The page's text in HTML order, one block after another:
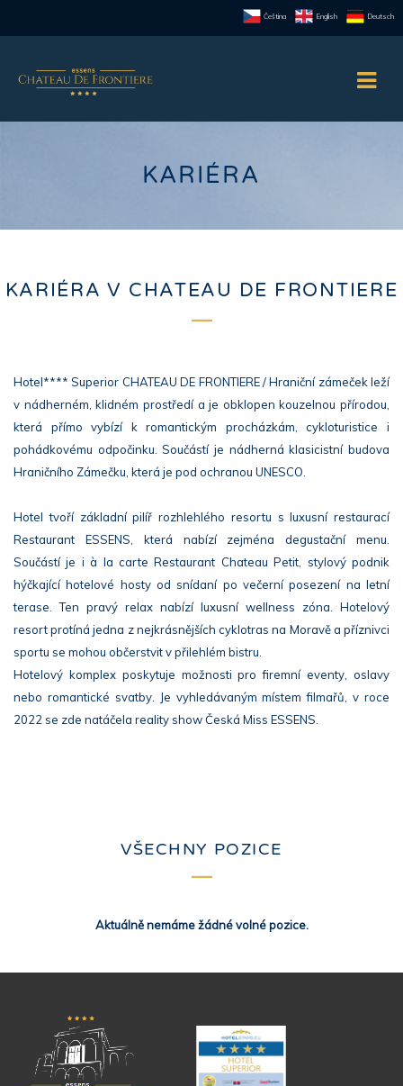
Čeština English Deutsch
KARIÉRA
KARIÉRA V CHATEAU DE FRONTIERE
Hotel**** Superior CHATEAU DE FRONTIERE / Hraniční zámeček leží
v nádherném, klidném prostředí a je obklopen kouzelnou přírodou,
která přímo vybízí k romantickým procházkám, cykloturistice i
pohádkovému odpočinku. Součástí je nádherná klasicistní budova
Hraničního Zámečku, která je pod ochranou UNESCO.
Hotel tvoří základní pilíř rozhlehlého resortu s luxusní restaurací
Restaurant ESSENS, která nabízí zejména degustační menu.
Součástí je i à la carte Restaurant Chateau Petit, stylový podnik
hýčkající hotelové hosty od snídaní po večerní posezení na letní
terase. Ten pravý relax nabízí luxusní wellness zóna. Hotelový
resort protíná jedna z nejkrásnějších cyklotras na Moravě a příznivci
sportu se mohou občerstvit v přilehlém bistru.
Hotelový komplex poskytuje možnosti pro firemní eventy, oslavy
nebo romantické svatby. Je vyhledávaným místem filmařů, v roce
2022 se zde natáčela reality show Česká Miss ESSENS.
VŠECHNY POZICE
Aktuálně nemáme žádné volné pozice.